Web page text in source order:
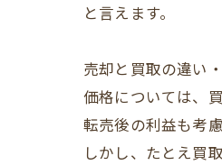
と言えます。
売却と買取の違い
価格については、
転売後の利益も考
しかし、たとえ買